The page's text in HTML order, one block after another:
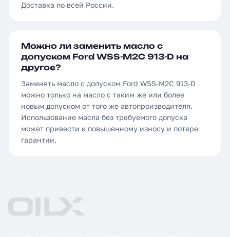
Доставка по всей России.
Можно ли заменить масло с
допуском Ford WSS-M2C 913-D на
другое?
Заменять масло с допуском Ford WSS-M2C 913-D
можно только на масло с таким же или более
новым допуском от того же автопроизводителя.
Использование масла без требуемого допуска
может привести к повышенному износу и потере
гарантии.